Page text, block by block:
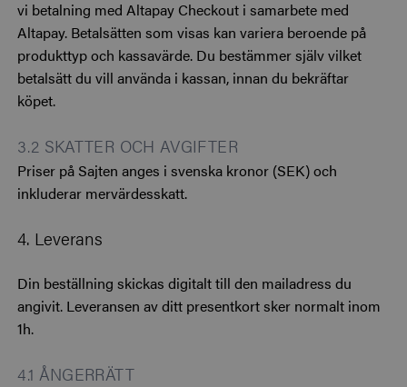
vi betalning med Altapay Checkout i samarbete med
Altapay. Betalsätten som visas kan variera beroende på
produkttyp och kassavärde. Du bestämmer själv vilket
betalsätt du vill använda i kassan, innan du bekräftar
köpet.
3.2 SKATTER OCH AVGIFTER
Priser på Sajten anges i svenska kronor (SEK) och
inkluderar mervärdesskatt.
4. Leverans
Din beställning skickas digitalt till den mailadress du
angivit. Leveransen av ditt presentkort sker normalt inom
1h.
4.1 ÅNGERRÄTT